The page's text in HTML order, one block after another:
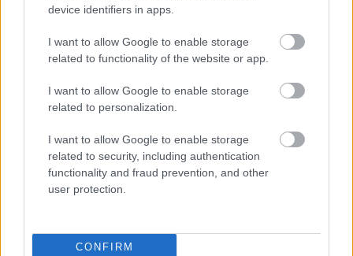
device identifiers in apps.
I want to allow Google to enable storage
related to functionality of the website or app.
I want to allow Google to enable storage
related to personalization.
I want to allow Google to enable storage
related to security, including authentication
functionality and fraud prevention, and other
user protection.
CONFIRM
atkal nonāk uzmanības centrā – šoreiz ar
superdārgu pulksteni
Nabagacilvēks! “Pepco” veikalā kāds
pircējs dabūjis dzirdēt to, ko viņam
3 zodiaka zīmes šajā nedēļas nogalē
kārtīgi “nodos uguņus”, bet vienai – labāk
ASV izlūkdienesti atklāj Putina iespējamo